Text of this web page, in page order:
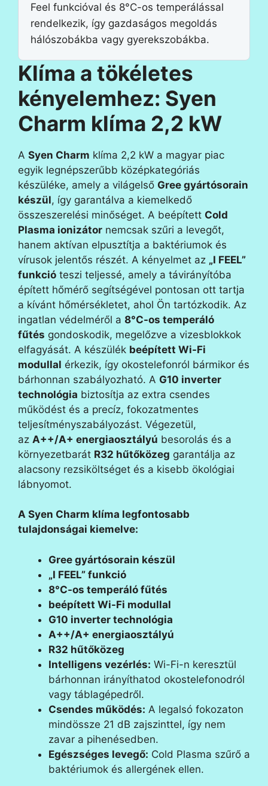
Feel funkcióval és 8°C-os temperálással
rendelkezik, így gazdaságos megoldás
hálószobákba vagy gyerekszobákba.
Klíma a tökéletes
kényelemhez: Syen
Charm klíma 2,2 kW
A Syen Charm klíma 2,2 kW a magyar piac
egyik legnépszerűbb középkategóriás
készüléke, amely a világelső Gree gyártósorain
készül, így garantálva a kiemelkedő
összeszerelési minőséget. A beépített Cold
Plasma ionizátor nemcsak szűri a levegőt,
hanem aktívan elpusztítja a baktériumok és
vírusok jelentős részét. A kényelmet az „I FEEL”
funkció teszi teljessé, amely a távirányítóba
épített hőmérő segítségével pontosan ott tartja
a kívánt hőmérsékletet, ahol Ön tartózkodik. Az
ingatlan védelméről a 8°C-os temperáló
fűtés gondoskodik, megelőzve a vizesblokkok
elfagyását. A készülék beépített Wi-Fi
modullal érkezik, így okostelefonról bármikor és
bárhonnan szabályozható. A G10 inverter
technológia biztosítja az extra csendes
működést és a precíz, fokozatmentes
teljesítményszabályozást. Végezetül,
az A++/A+ energiaosztályú besorolás és a
környezetbarát R32 hűtőközeg garantálja az
alacsony rezsiköltséget és a kisebb ökológiai
lábnyomot.
A Syen Charm klíma legfontosabb
tulajdonságai kiemelve:
Gree gyártósorain készül
„I FEEL” funkció
8°C-os temperáló fűtés
beépített Wi-Fi modullal
G10 inverter technológia
A++/A+ energiaosztályú
R32 hűtőközeg
Intelligens vezérlés: Wi-Fi-n keresztül
bárhonnan irányíthatod okostelefonodról
vagy táblagépedről.
Csendes működés: A legalsó fokozaton
mindössze 21 dB zajszinttel, így nem
zavar a pihenésedben.
Egészséges levegő: Cold Plasma szűrő a
baktériumok és allergének ellen.